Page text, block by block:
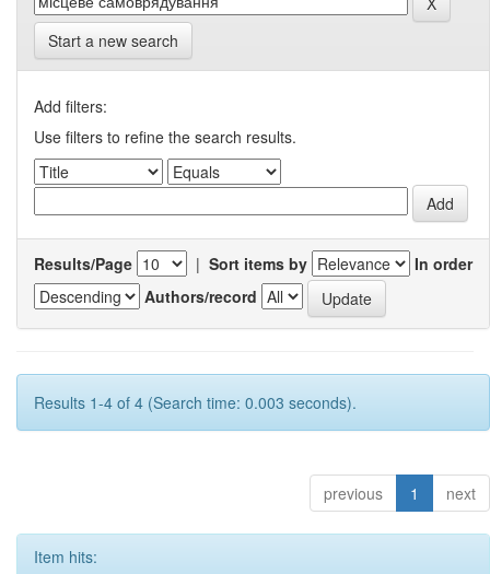
Start a new search
Add filters:
Use filters to refine the search results.
Results/Page | Sort items by
In order
Authors/record
Results 1-4 of 4 (Search time: 0.003 seconds).
previous 1 next
Item hits: